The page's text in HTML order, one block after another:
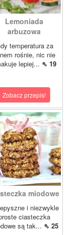
Lemoniada
arbuzowa
temperatura za
rośnie, nic nie
lepiej... ⇖ 19
Zobacz przepis!
miodowe
i niezwykle
ciasteczka
są tak... ⇖ 25